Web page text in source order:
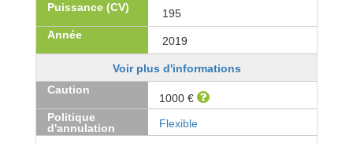
Puissance (CV)
195
Année
2019
Voir plus d'informations
Caution
1000 €
Politique
d'annulation
Flexible